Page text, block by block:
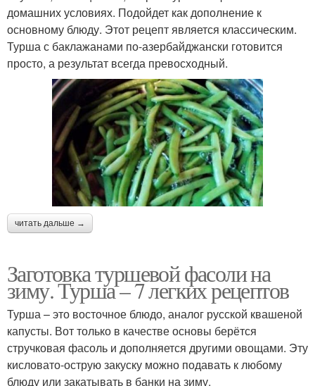
домашних условиях. Подойдет как дополнение к
основному блюду. Этот рецепт является классическим.
Турша с баклажанами по-азербайджански готовится
просто, а результат всегда превосходный.
читать дальше →
Заготовка туршевой фасоли на
зиму. Турша – 7 легких рецептов
Турша – это восточное блюдо, аналог русской квашеной
капусты. Вот только в качестве основы берётся
стручковая фасоль и дополняется другими овощами. Эту
кисловато-острую закуску можно подавать к любому
блюду или закатывать в банки на зиму.